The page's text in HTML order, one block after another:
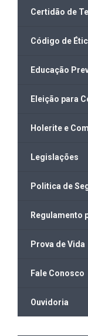
Certidão de
Código de
Educação
Eleição para
Holerite e
Legislações
Politica de
Regulamento
Prova de Vida
Fale Conosco
Ouvidoria